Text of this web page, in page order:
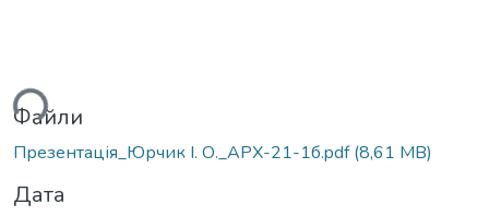
Файли
Презентація_Юрчик І. О._АРХ-21-1б.pdf(8,61 MB)
Дата